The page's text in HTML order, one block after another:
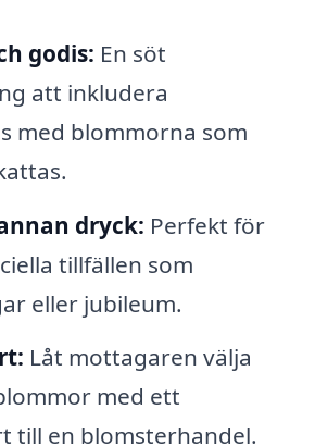
godis: En söt
att inkludera
med blommorna som
dryck: Perfekt för
tillfällen som
eller jubileum.
Låt mottagaren välja
med ett
till en blomsterhandel.